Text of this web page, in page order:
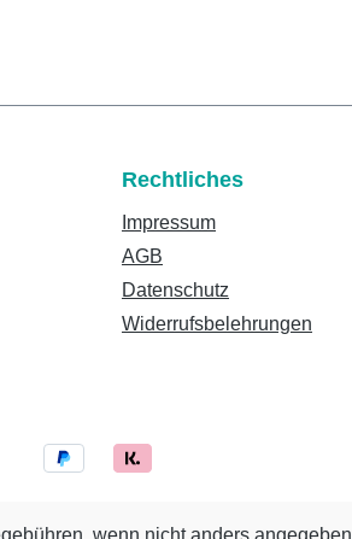
Rechtliches
Impressum
AGB
Datenschutz
Widerrufsbelehrungen
wenn nicht anders angegeben.